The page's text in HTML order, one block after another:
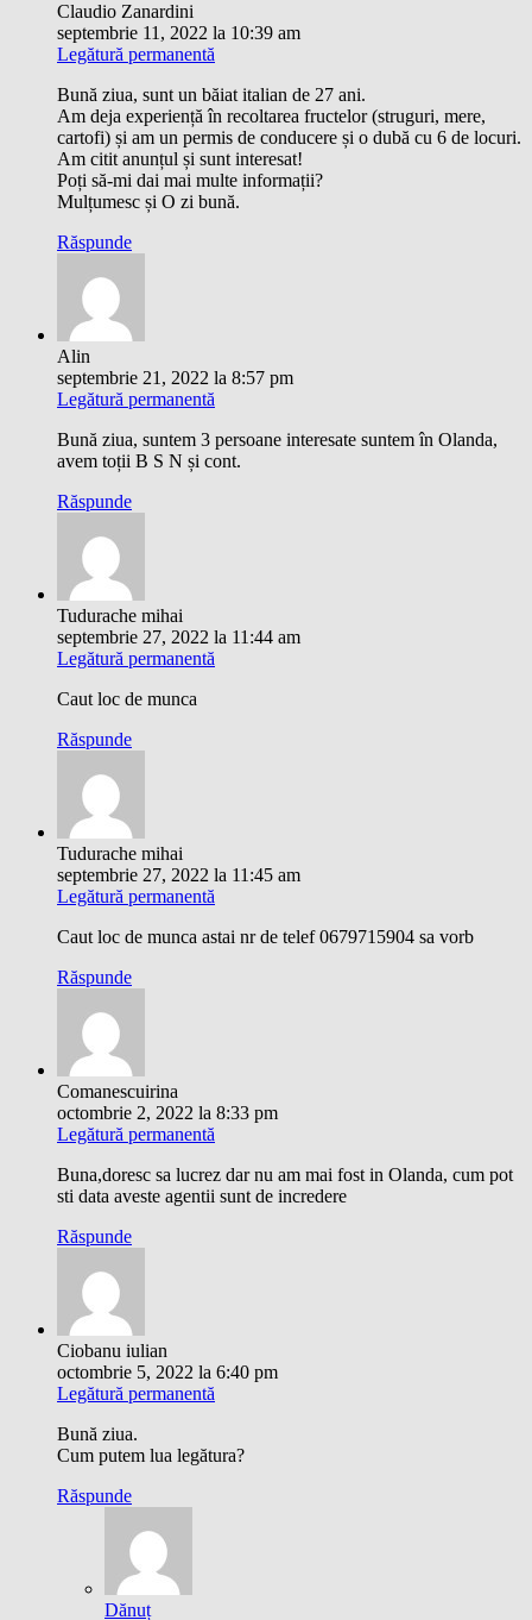
Claudio Zanardini
septembrie 11, 2022 la 10:39 am
Legătură permanentă
Bună ziua, sunt un băiat italian de 27 ani.
Am deja experiență în recoltarea fructelor (struguri, mere,
cartofi) și am un permis de conducere și o dubă cu 6 de locuri.
Am citit anunțul și sunt interesat!
Poți să-mi dai mai multe informații?
Mulțumesc și O zi bună.
Răspunde
Alin
septembrie 21, 2022 la 8:57 pm
Legătură permanentă
Bună ziua, suntem 3 persoane interesate suntem în Olanda,
avem toții B S N și cont.
Răspunde
Tudurache mihai
septembrie 27, 2022 la 11:44 am
Legătură permanentă
Caut loc de munca
Răspunde
Tudurache mihai
septembrie 27, 2022 la 11:45 am
Legătură permanentă
Caut loc de munca astai nr de telef 0679715904 sa vorb
Răspunde
Comanescuirina
octombrie 2, 2022 la 8:33 pm
Legătură permanentă
Buna,doresc sa lucrez dar nu am mai fost in Olanda, cum pot
sti data aveste agentii sunt de incredere
Răspunde
Ciobanu iulian
octombrie 5, 2022 la 6:40 pm
Legătură permanentă
Bună ziua.
Cum putem lua legătura?
Răspunde
Dănuț